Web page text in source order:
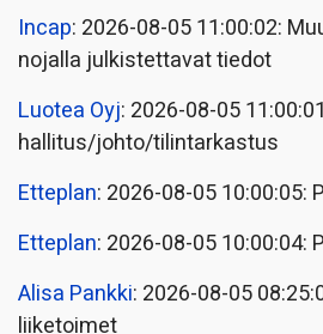
Incap: 2026-08-05 11:00:02:
nojalla julkistettavat tiedot
Luotea Oyj: 2026-08-05
hallitus/johto/tilintarkastus
Etteplan: 2026-08-05 10:00:05:
Etteplan: 2026-08-05 10:00:04:
Alisa Pankki: 2026-08-05
liiketoimet